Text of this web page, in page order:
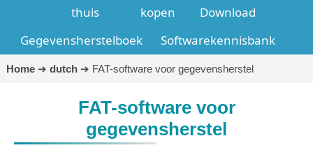
thuis kopen
Download
Gegevensherstelboek
Softwarekennisbank
Home➔ dutch➔ FAT-software voor gegevensherstel
FAT-software voor
gegevensherstel